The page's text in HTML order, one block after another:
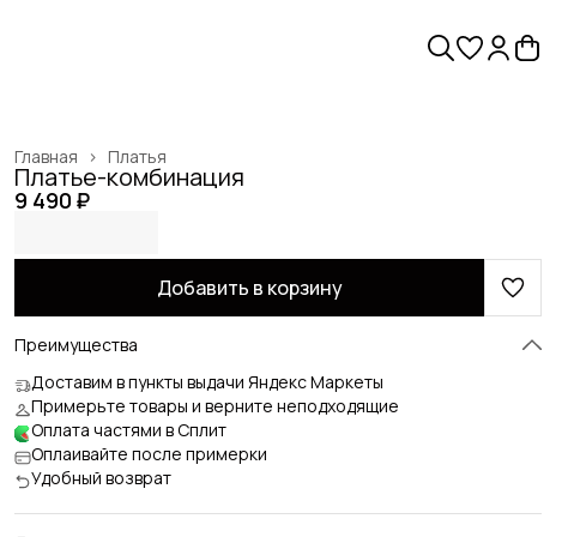
Платья
Главная ›
Платье-комбинация
9 490 ₽
Добавить в корзину
Преимущества
Доставим в пункты выдачи Яндекс Маркеты
Примерьте товары и верните неподходящие
Оплата частями в Сплит
Оплаивайте после примерки
Удобный возврат